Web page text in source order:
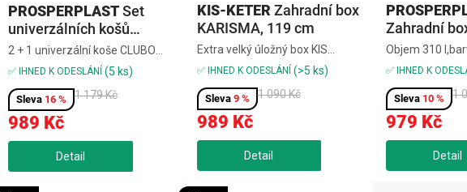
PROSPERPLAST Set
univerzálních košů
UNIQUBO 2+1 antracit
✅ IHNED K ODESLÁNÍ (5 ks)
16 %
989 Kč
1 179 Kč
2 + 1 univerzální koše CLUBO
mají vícestranné využití, možné
využít jako úložný prostor či
odkládací plochu, vhodné do
interiéru i exteriéru, struktura
poskytuje neustálý...
KIS-KETER Zahradní box
KARISMA, 119 cm
✅ IHNED K ODESLÁNÍ (>5 ks)
9 %
989 Kč
1 090 Kč
Extra velký úložný box KIS
Karisma v šedém provedení je
vhodný k uskladnění nářadí,
zahradních potřeb a dalších
objemných předmětů jak v
interiéru, tak v exteriéru. Jeho
objem...
Zahradní
119 cm
✅ IHNED K
10 %
979 Kč
1
Objem 310
odvětrané,
zacvakávací
box BOXE